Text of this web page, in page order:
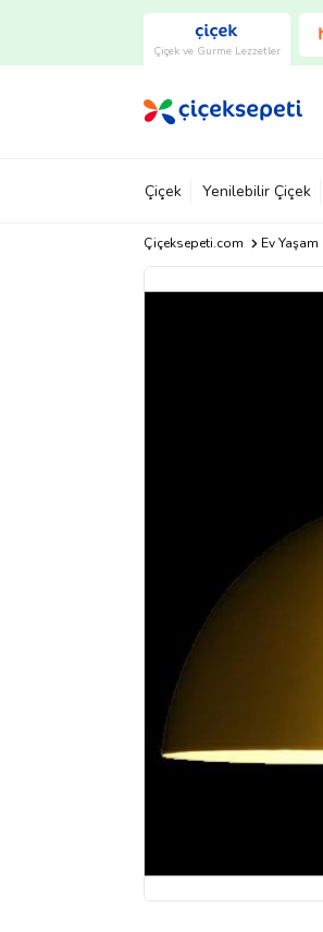
Çiçek ve Gurme Lezzetler
Çiçek Yenilebilir Çiçek
Çiçeksepeti.com Ev Yaşam